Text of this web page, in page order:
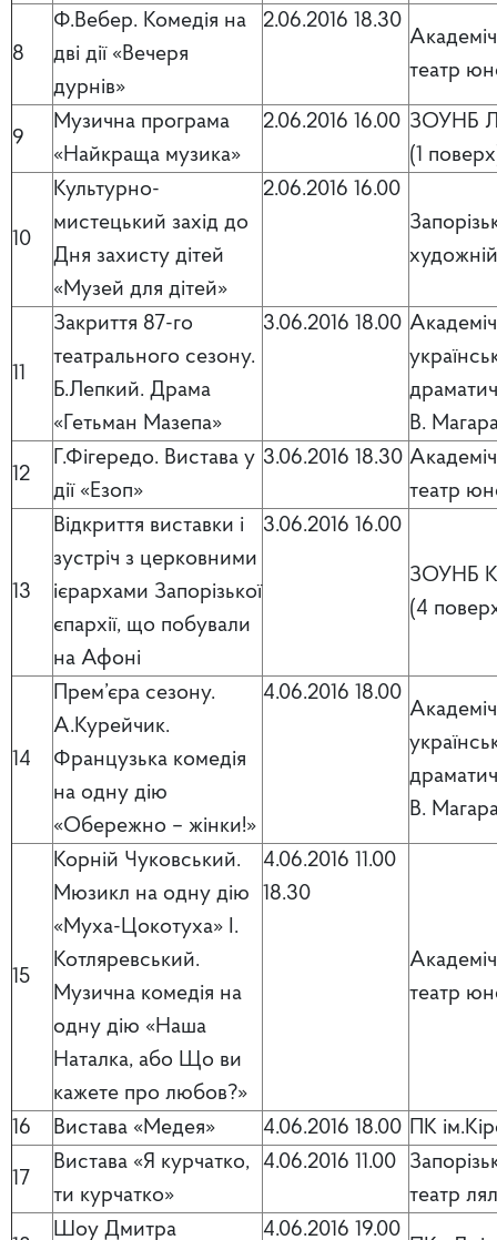
8
Ф.Вебер. Комедія на
дві дії «Вечеря
дурнів»
2.06.2016 18.30
театр
9
Музична програма
«Найкраща музика»
2.06.2016 16.00 ЗОУНБ
(1
10
Культурно-
мистецький захід до
Дня захисту дітей
«Музей для дітей»
2.06.2016 16.00
11
Закриття 87-го
театрального сезону.
Б.Лепкий. Драма
«Гетьман Мазепа»
3.06.2016 18.00
В.
12
Г.Фігередо. Вистава у
дії «Езоп»
3.06.2016 18.30
театр
13
Відкриття виставки і
зустріч з церковними
ієрархами Запорізької
єпархії, що побували
на Афоні
3.06.2016 16.00
ЗОУНБ
(4
14
Прем’єра сезону.
А.Курейчик.
Французька комедія
на одну дію
«Обережно – жінки!»
4.06.2016 18.00
В.
15
Корній Чуковський.
Мюзикл на одну дію
«Муха-Цокотуха» І.
Котляревський.
Музична комедія на
одну дію «Наша
Наталка, або Що ви
кажете про любов?»
4.06.2016 11.00
18.30
театр
16 Вистава «Медея» 4.06.2016 18.00 ПК
17
Вистава «Я курчатко,
ти курчатко»
4.06.2016 11.00
театр
Шоу Дмитра 4.06.2016 19.00